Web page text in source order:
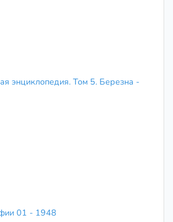
энциклопедия. Том 5. Березна -
01 - 1948